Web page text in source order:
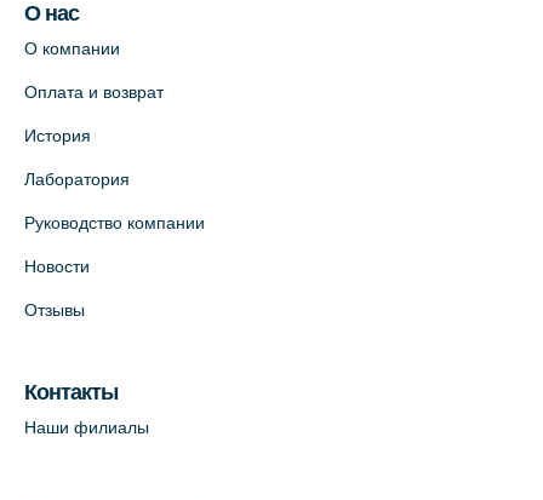
О нас
О компании
Оплата и возврат
История
Лаборатория
Руководство компании
Новости
Отзывы
Контакты
Наши филиалы